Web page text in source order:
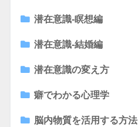
潜在意識-瞑想編
潜在意識-結婚編
潜在意識の変え方
癖でわかる心理学
脳内物質を活用する方法